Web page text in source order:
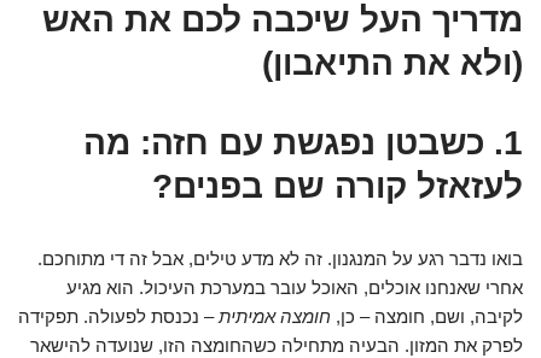
מדריך העל שיכבה לכם את האש
(ולא את התיאבון)
1. כשבטן נפגשת עם חזה: מה
לעזאזל קורה שם בפנים?
בואו נדבר רגע על המנגנון. זה לא מדע טילים, אבל זה די מתוחכם.
אחרי שאנחנו אוכלים, האוכל עובר במערכת העיכול. הוא מגיע
לקיבה, ושם, חומצה – כן, חומצה אמיתית– נכנסת לפעולה. תפקידה
לפרק את המזון. הבעיה מתחילה כשהחומצה הזו, שנועדה להישאר